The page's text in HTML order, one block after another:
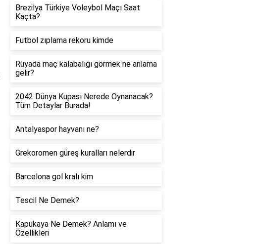
Brezilya Türkiye Voleybol Maçı Saat
Kaçta?
Futbol zıplama rekoru kimde
Rüyada maç kalabalığı görmek ne anlama
gelir?
2042 Dünya Kupası Nerede Oynanacak?
Tüm Detaylar Burada!
Antalyaspor hayvanı ne?
Grekoromen güreş kuralları nelerdir
Barcelona gol kralı kim
Tescil Ne Demek?
Kapukaya Ne Demek? Anlamı ve
Özellikleri